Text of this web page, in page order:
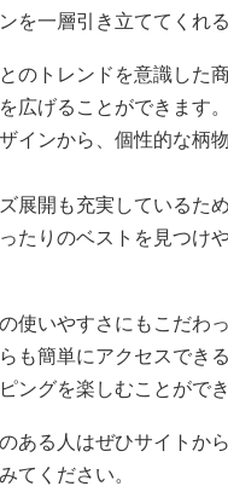
を一層引き立ててくれ
のトレンドを意識した
広げることができます。
インから、個性的な柄
展開も充実しているた
たりのベストを見つけ
使いやすさにもこだわ
も簡単にアクセスでき
ングを楽しむことができ
ある人はぜひサイトか
てください。